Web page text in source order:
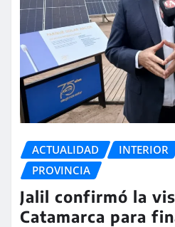
ACTUALIDAD INTERIOR
PROVINCIA
Jalil confirmó la
Catamarca para